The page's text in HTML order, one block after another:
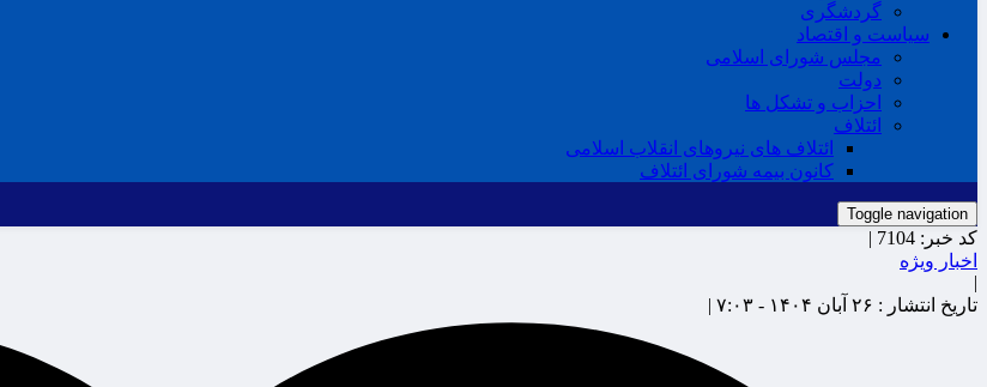
گردشگری
سیاست و اقتصاد
مجلس شورای اسلامی
دولت
احزاب و تشکل ها
ائتلاف
ائتلاف های نیروهای انقلاب اسلامی
کانون بیمه شورای ائتلاف
Toggle navigation
کد خبر: 7104 |
اخبار ویژه
|
تاریخ انتشار : ۲۶ آبان ۱۴۰۴ - ۷:۰۳ |